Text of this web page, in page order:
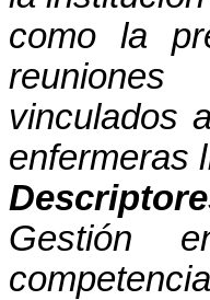
como la
reuniones
vinculados
enfermeras
Gestión